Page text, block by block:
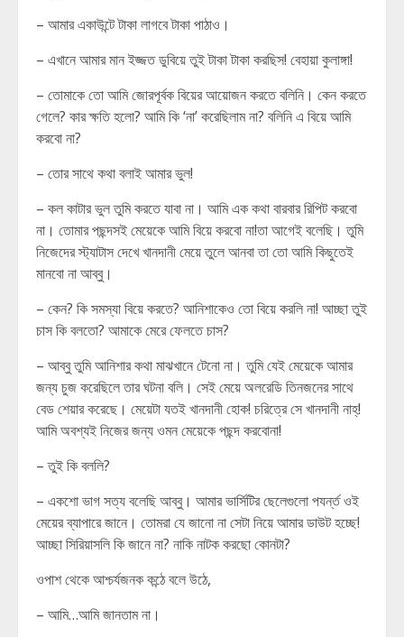
– আমার একাউন্টে টাকা লাগবে টাকা পাঠাও।
– এখানে আমার মান ইজ্জত ডুবিয়ে তুই টাকা টাকা করছিস! বেহায়া কুলাঙ্গা!
– তোমাকে তো আমি জোরপূর্বক বিয়ের আয়োজন করতে বলিনি। কেন করতে
গেলে? কার ক্ষতি হলো? আমি কি ‘না’ করেছিলাম না? বলিনি এ বিয়ে আমি
করবো না?
– তোর সাথে কথা বলাই আমার ভুল!
– কল কাটার ভুল তুমি করতে যাবা না। আমি এক কথা বারবার রিপিট করবো
না। তোমার পছন্দসই মেয়েকে আমি বিয়ে করবো না!তা আগেই বলেছি। তুমি
নিজেদের স্ট্যাটাস দেখে খানদানী মেয়ে তুলে আনবা তা তো আমি কিছুতেই
মানবো না আব্বু।
– কেন? কি সমস্যা বিয়ে করতে? আনিশাকেও তো বিয়ে করলি না! আচ্ছা তুই
চাস কি বলতো? আমাকে মেরে ফেলতে চাস?
– আব্বু তুমি আনিশার কথা মাঝখানে টেনো না। তুমি যেই মেয়েকে আমার
জন্য চুজ করেছিলে তার ঘটনা বলি। সেই মেয়ে অলরেডি তিনজনের সাথে
বেড শেয়ার করেছে। মেয়েটা যতই খানদানী হোক! চরিত্রে সে খানদানী নাহ্!
আমি অবশ্যই নিজের জন্য ওমন মেয়েকে পছন্দ করবোনা!
– তুই কি বললি?
– একশো ভাগ সত্য বলেছি আব্বু। আমার ভার্সিটির ছেলেগুলো পযর্ন্ত ওই
মেয়ের ব্যাপারে জানে। তোমরা যে জানো না সেটা নিয়ে আমার ডাউট হচ্ছে!
আচ্ছা সিরিয়াসলি কি জানে না? নাকি নাটক করছো কোনটা?
ওপাশ থেকে আশ্চর্যজনক কন্ঠে বলে উঠে,
– আমি…আমি জানতাম না।